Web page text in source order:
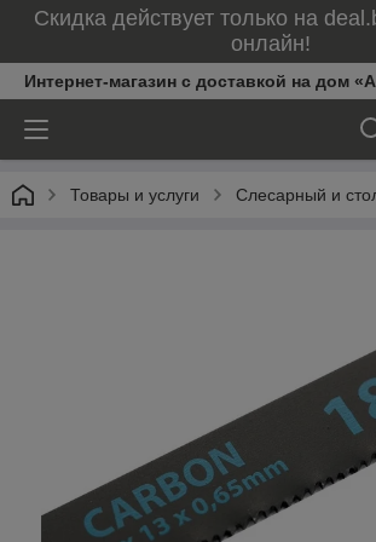
Скидка действует только на
онлайн!
Интернет-магазин с доставкой на дом
Товары и услуги Слесарный и